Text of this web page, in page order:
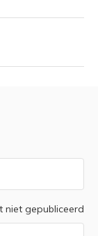
gepubliceerd